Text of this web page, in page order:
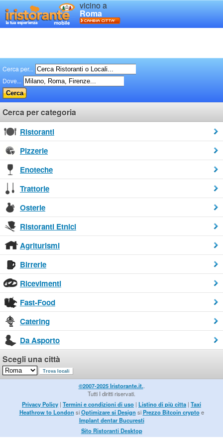
vicino a
Roma
Cerca per...
Dove...
Cerca per categoria
Ristoranti
Pizzerie
Enoteche
Trattorie
Osterie
Ristoranti Etnici
Agriturismi
Birrerie
Ricevimenti
Fast-Food
Catering
Da Asporto
Scegli una città
©2007-2025 Iristorante.it..
Tutti I diritti riservati.
Privacy Policy | Termini e condizioni di uso | Listino di più citta | Taxi
Heathrow to London siOptimizare si Design siPrezzo Bitcoin cryptoe
Implant dentar Bucuresti
Sito Ristoranti Desktop